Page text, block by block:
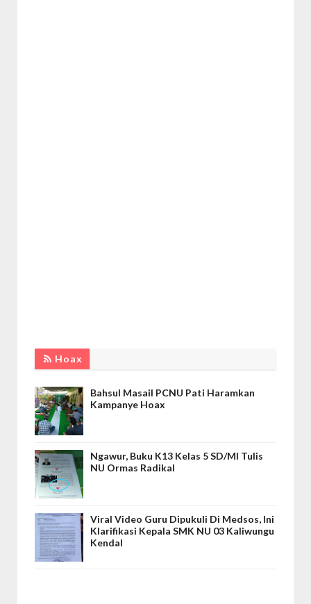
Hoax
Bahsul Masail PCNU Pati Haramkan
Kampanye Hoax
Ngawur, Buku K13 Kelas 5 SD/MI Tulis
NU Ormas Radikal
Viral Video Guru Dipukuli Di Medsos, Ini
Klarifikasi Kepala SMK NU 03 Kaliwungu
Kendal